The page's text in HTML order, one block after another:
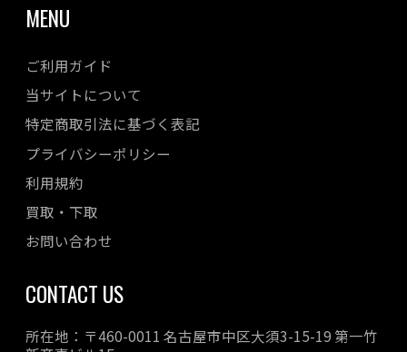
MENU
ご利用ガイド
当サイトについて
特定商取引法に基づく表記
プライバシーポリシー
利用規約
買取・下取
お問い合わせ
CONTACT US
所在地：〒460-0011 名古屋市中区大須3-15-19 第一竹